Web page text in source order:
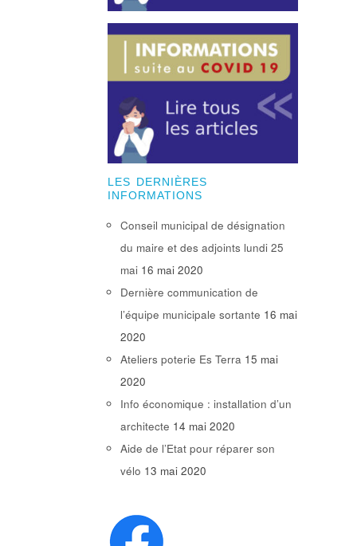
LES DERNIÈRES
INFORMATIONS
Conseil municipal de désignation
du maire et des adjoints lundi 25
mai 16 mai 2020
Dernière communication de
l’équipe municipale sortante 16 mai
2020
Ateliers poterie Es Terra 15 mai
2020
Info économique : installation d’un
architecte 14 mai 2020
Aide de l’Etat pour réparer son
vélo 13 mai 2020